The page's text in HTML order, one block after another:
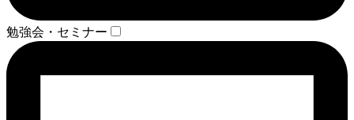
勉強会・セミナー